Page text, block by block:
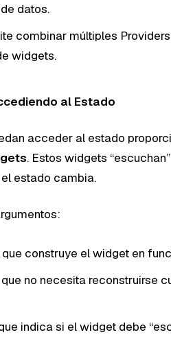
datos.
combinar múltiples
widgets.
al Estado
acceder al estado
. Estos widgets
estado cambia.
construye el widget en
no necesita reconstruirse
indica si el widget debe